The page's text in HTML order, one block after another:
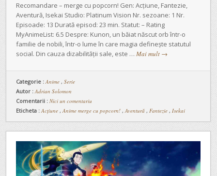
Recomandare – merge cu popcorn! Gen: Acțiune, Fantezie,
Aventură, Isekai Studio: Platinum Vision Nr. sezoane: 1 Nr.
Episoade: 13 Durată episod: 23 min. Statut: – Rating
MyAnimeList: 6.5 Despre: Kunon, un băiat născut orb într-o
familie de nobili, într-o lume în care magia definește statutul
social. Din cauza dizabilității sale, este … Mai mult →
Categorie : Anime , Serie
Autor : Adrian Solomon
Comentarii : Nici un comentariu
Eticheta : Acțiune , Anime merge cu popcorn! , Aventură , Fantezie , Isekai